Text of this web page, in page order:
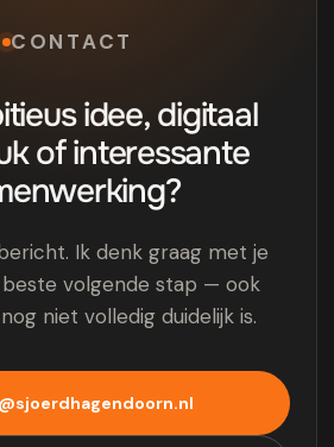
CONTACT
idee, digitaal
of interessante
Ik denk graag met je
volgende stap — ook
niet volledig duidelijk is.